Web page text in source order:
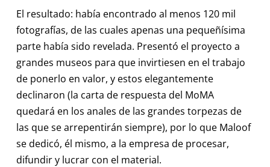
El resultado: había encontrado al menos 120 mil
fotografías, de las cuales apenas una pequeñísima
parte había sido revelada. Presentó el proyecto a
grandes museos para que invirtiesen en el trabajo
de ponerlo en valor, y estos elegantemente
declinaron (la carta de respuesta del MoMA
quedará en los anales de las grandes torpezas de
las que se arrepentirán siempre), por lo que Maloof
se dedicó, él mismo, a la empresa de procesar,
difundir y lucrar con el material.